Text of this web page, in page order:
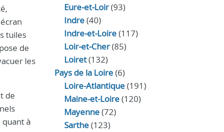
tuiles
de
les
de
à
Eure‑et‑Loir(93)
Indre(40)
Indre‑et‑Loire(117)
Loir‑et‑Cher(85)
Loiret(132)
Pays de la Loire(6)
Loire-Atlantique(191)
Maine-et-Loire(120)
Mayenne(72)
Sarthe(123)